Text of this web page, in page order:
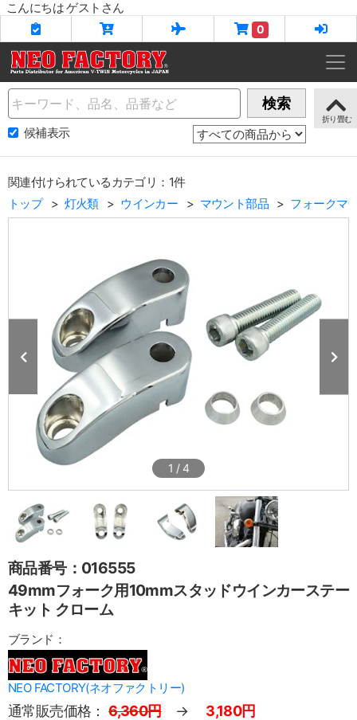
こんにちは ゲストさん
0
Name 検索
候補表示
関連付けられているカテゴリ：1件
トップ
灯火類 ウインカー マウント部品 フォークマ
1 / 4
商品番号：016555
49mmフォーク用10mmスタッドウインカーステー
キット クローム
ブランド：
NEO FACTORY(ネオファクトリー)
通常販売価格： 6,360円→ 3,180円